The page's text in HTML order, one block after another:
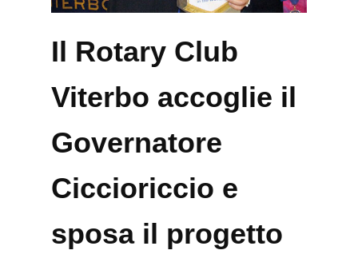
Il Rotary Club
Viterbo accoglie il
Governatore
Ciccioriccio e
sposa il progetto